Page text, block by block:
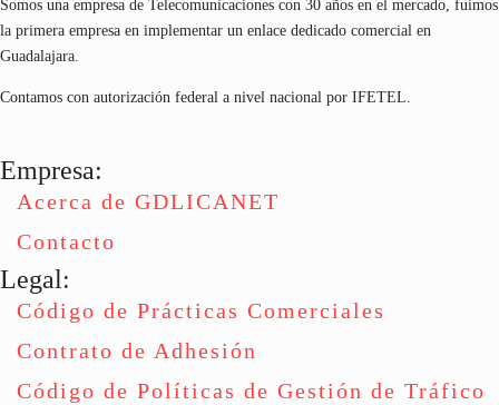
Somos una empresa de Telecomunicaciones con 30 años en el mercado, fuimos
la primera empresa en implementar un enlace dedicado comercial en
Guadalajara.
Contamos con autorización federal a nivel nacional por IFETEL.
Empresa:
Acerca de GDLICANET
Contacto
Legal:
Código de Prácticas Comerciales
Contrato de Adhesión
Código de Políticas de Gestión de Tráfico